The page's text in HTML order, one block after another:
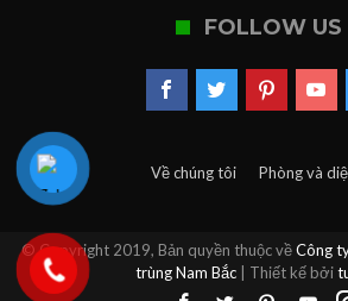
FOLLOW US
Về chúng tôi Phòng và
© Copyright 2019, Bản quyền thuộc vềCông
trùng Nam Bắc| Thiết kế bởi